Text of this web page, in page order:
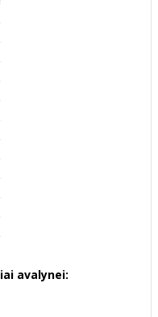
avalynei: